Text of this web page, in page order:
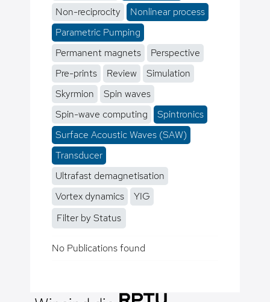
Non-reciprocity
Nonlinear process
Parametric Pumping
Permanent magnets
Perspective
Pre-prints
Review
Simulation
Skyrmion
Spin waves
Spin-wave computing
Spintronics
Surface Acoustic Waves (SAW)
Transducer
Ultrafast demagnetisation
Vortex dynamics
YIG
Filter by Status
No Publications found